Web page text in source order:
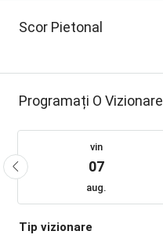
Scor Pietonal
Programați O Vizionare
vin
07
aug.
Tip vizionare